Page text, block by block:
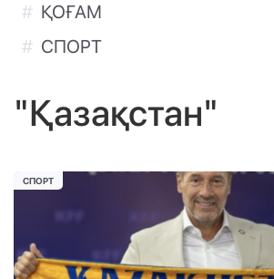
ҚОҒАМ
СПОРТ
"Қазақстан"
СПОРТ